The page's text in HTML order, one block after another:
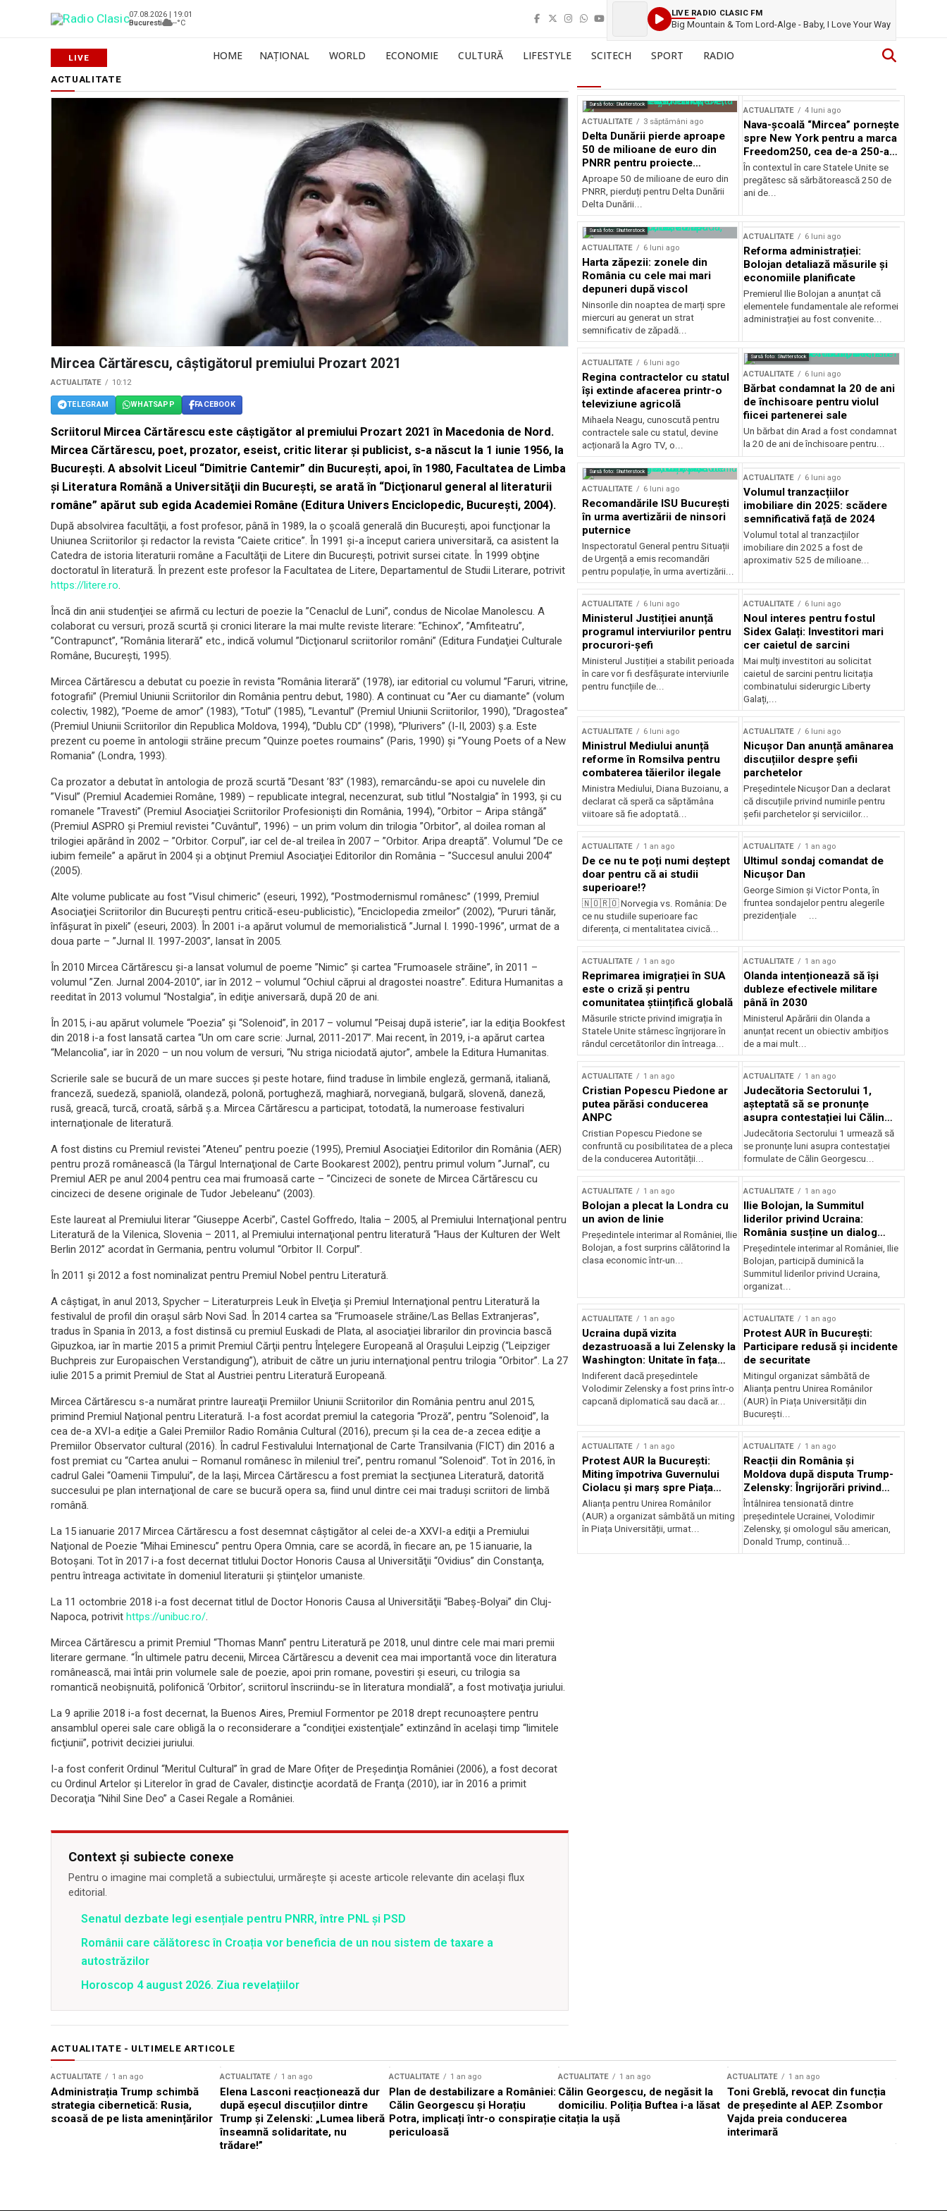
07.08.2026 | 19:01
Bucuresti
--°C
LIVE RADIO CLASIC FM
Big Mountain & Tom Lord-Alge - Baby, I Love Your Way
HOME NAȚIONAL WORLD ECONOMIE CULTURĂ LIFESTYLE SCITECH SPORT RADIO
ACTUALITATE
Mircea Cărtărescu, câştigătorul premiului Prozart 2021
ACTUALITATE 10:12
TELEGRAM WHATSAPP FACEBOOK
Scriitorul Mircea Cărtărescu este câştigător al premiului Prozart 2021 în Macedonia de Nord.
Mircea Cărtărescu, poet, prozator, eseist, critic literar şi publicist, s-a născut la 1 iunie 1956, la
Bucureşti. A absolvit Liceul “Dimitrie Cantemir” din Bucureşti, apoi, în 1980, Facultatea de Limba
şi Literatura Română a Universităţii din Bucureşti, se arată în “Dicţionarul general al literaturii
române” apărut sub egida Academiei Române (Editura Univers Enciclopedic, Bucureşti, 2004).
După absolvirea facultăţii, a fost profesor, până în 1989, la o şcoală generală din Bucureşti, apoi funcţionar la
Uniunea Scriitorilor şi redactor la revista “Caiete critice”. În 1991 şi-a început cariera universitară, ca asistent la
Catedra de istoria literaturii române a Facultăţii de Litere din Bucureşti, potrivit sursei citate. În 1999 obţine
doctoratul în literatură. În prezent este profesor la Facultatea de Litere, Departamentul de Studii Literare, potrivit
https://litere.ro.
Încă din anii studenţiei se afirmă cu lecturi de poezie la ”Cenaclul de Luni”, condus de Nicolae Manolescu. A
colaborat cu versuri, proză scurtă şi cronici literare la mai multe reviste literare: ”Echinox”, ”Amfiteatru”,
”Contrapunct”, ”România literară” etc., indică volumul ”Dicţionarul scriitorilor români” (Editura Fundaţiei Culturale
Române, Bucureşti, 1995).
Mircea Cărtărescu a debutat cu poezie în revista ”România literară” (1978), iar editorial cu volumul ”Faruri, vitrine,
fotografii” (Premiul Uniunii Scriitorilor din România pentru debut, 1980). A continuat cu ”Aer cu diamante” (volum
colectiv, 1982), ”Poeme de amor” (1983), ”Totul” (1985), ”Levantul” (Premiul Uniunii Scriitorilor, 1990), ”Dragostea”
(Premiul Uniunii Scriitorilor din Republica Moldova, 1994), ”Dublu CD” (1998), ”Plurivers” (I-II, 2003) ş.a. Este
prezent cu poeme în antologii străine precum ”Quinze poetes roumains” (Paris, 1990) şi ”Young Poets of a New
Romania” (Londra, 1993).
Ca prozator a debutat în antologia de proză scurtă ”Desant ’83” (1983), remarcându-se apoi cu nuvelele din
”Visul” (Premiul Academiei Române, 1989) – republicate integral, necenzurat, sub titlul ”Nostalgia” în 1993, şi cu
romanele ”Travesti” (Premiul Asociaţiei Scriitorilor Profesionişti din România, 1994), ”Orbitor – Aripa stângă”
(Premiul ASPRO şi Premiul revistei ”Cuvântul”, 1996) – un prim volum din trilogia ”Orbitor”, al doilea roman al
trilogiei apărând în 2002 – ”Orbitor. Corpul”, iar cel de-al treilea în 2007 – ”Orbitor. Aripa dreaptă”. Volumul ”De ce
iubim femeile” a apărut în 2004 şi a obţinut Premiul Asociaţiei Editorilor din România – ”Succesul anului 2004”
(2005).
Alte volume publicate au fost ”Visul chimeric” (eseuri, 1992), ”Postmodernismul românesc” (1999, Premiul
Asociaţiei Scriitorilor din Bucureşti pentru critică-eseu-publicistic), ”Enciclopedia zmeilor” (2002), “Pururi tânăr,
înfăşurat în pixeli” (eseuri, 2003). În 2001 i-a apărut volumul de memorialistică ”Jurnal I. 1990-1996”, urmat de a
doua parte – ”Jurnal II. 1997-2003”, lansat în 2005.
În 2010 Mircea Cărtărescu şi-a lansat volumul de poeme ”Nimic” şi cartea ”Frumoasele străine”, în 2011 –
volumul ”Zen. Jurnal 2004-2010”, iar în 2012 – volumul “Ochiul căprui al dragostei noastre”. Editura Humanitas a
reeditat în 2013 volumul “Nostalgia”, în ediţie aniversară, după 20 de ani.
În 2015, i-au apărut volumele “Poezia” şi “Solenoid”, în 2017 – volumul ”Peisaj după isterie”, iar la ediţia Bookfest
din 2018 i-a fost lansată cartea “Un om care scrie: Jurnal, 2011-2017”. Mai recent, în 2019, i-a apărut cartea
“Melancolia”, iar în 2020 – un nou volum de versuri, “Nu striga niciodată ajutor”, ambele la Editura Humanitas.
Scrierile sale se bucură de un mare succes şi peste hotare, fiind traduse în limbile engleză, germană, italiană,
franceză, suedeză, spaniolă, olandeză, polonă, portugheză, maghiară, norvegiană, bulgară, slovenă, daneză,
rusă, greacă, turcă, croată, sârbă ş.a. Mircea Cărtărescu a participat, totodată, la numeroase festivaluri
internaţionale de literatură.
A fost distins cu Premiul revistei ”Ateneu” pentru poezie (1995), Premiul Asociaţiei Editorilor din România (AER)
pentru proză românească (la Târgul Internaţional de Carte Bookarest 2002), pentru primul volum ”Jurnal”, cu
Premiul AER pe anul 2004 pentru cea mai frumoasă carte – ”Cincizeci de sonete de Mircea Cărtărescu cu
cincizeci de desene originale de Tudor Jebeleanu” (2003).
Este laureat al Premiului literar “Giuseppe Acerbi”, Castel Goffredo, Italia – 2005, al Premiului Internaţional pentru
Literatură de la Vilenica, Slovenia – 2011, al Premiului internaţional pentru literatură “Haus der Kulturen der Welt
Berlin 2012” acordat în Germania, pentru volumul “Orbitor II. Corpul”.
În 2011 şi 2012 a fost nominalizat pentru Premiul Nobel pentru Literatură.
A câştigat, în anul 2013, Spycher – Literaturpreis Leuk în Elveţia şi Premiul Internaţional pentru Literatură la
festivalul de profil din oraşul sârb Novi Sad. În 2014 cartea sa “Frumoasele străine/Las Bellas Extranjeras”,
tradus în Spania în 2013, a fost distinsă cu premiul Euskadi de Plata, al asociaţiei librarilor din provincia bască
Gipuzkoa, iar în martie 2015 a primit Premiul Cărţii pentru Înţelegere Europeană al Oraşului Leipzig (“Leipziger
Buchpreis zur Europaischen Verstandigung”), atribuit de către un juriu internaţional pentru trilogia “Orbitor”. La 27
iulie 2015 a primit Premiul de Stat al Austriei pentru Literatură Europeană.
Mircea Cărtărescu s-a numărat printre laureaţii Premiilor Uniunii Scriitorilor din România pentru anul 2015,
primind Premiul Naţional pentru Literatură. I-a fost acordat premiul la categoria “Proză”, pentru “Solenoid”, la
cea de-a XVI-a ediţie a Galei Premiilor Radio România Cultural (2016), precum şi la cea de-a zecea ediţie a
Premiilor Observator cultural (2016). În cadrul Festivalului Internaţional de Carte Transilvania (FICT) din 2016 a
fost premiat cu “Cartea anului – Romanul românesc în mileniul trei”, pentru romanul “Solenoid”. Tot în 2016, în
cadrul Galei “Oamenii Timpului”, de la Iaşi, Mircea Cărtărescu a fost premiat la secţiunea Literatură, datorită
succesului pe plan internaţional de care se bucură opera sa, fiind unul dintre cei mai traduşi scriitori de limbă
română.
La 15 ianuarie 2017 Mircea Cărtărescu a fost desemnat câştigător al celei de-a XXVI-a ediţii a Premiului
Naţional de Poezie “Mihai Eminescu” pentru Opera Omnia, care se acordă, în fiecare an, pe 15 ianuarie, la
Botoşani. Tot în 2017 i-a fost decernat titlului Doctor Honoris Causa al Universităţii “Ovidius” din Constanţa,
pentru întreaga activitate în domeniul literaturii şi ştiinţelor umaniste.
La 11 octombrie 2018 i-a fost decernat titlul de Doctor Honoris Causa al Universităţii “Babeş-Bolyai” din Cluj-
Napoca, potrivit https://unibuc.ro/.
Mircea Cărtărescu a primit Premiul “Thomas Mann” pentru Literatură pe 2018, unul dintre cele mai mari premii
literare germane. “În ultimele patru decenii, Mircea Cărtărescu a devenit cea mai importantă voce din literatura
românească, mai întâi prin volumele sale de poezie, apoi prin romane, povestiri şi eseuri, cu trilogia sa
romantică neobişnuită, polifonică ‘Orbitor’, scriitorul înscriindu-se în literatura mondială”, a fost motivaţia juriului.
La 9 aprilie 2018 i-a fost decernat, la Buenos Aires, Premiul Formentor pe 2018 drept recunoaştere pentru
ansamblul operei sale care obligă la o reconsiderare a “condiţiei existenţiale” extinzând în acelaşi timp “limitele
ficţiunii”, potrivit deciziei juriului.
I-a fost conferit Ordinul “Meritul Cultural” în grad de Mare Ofiţer de Preşedinţia României (2006), a fost decorat
cu Ordinul Artelor şi Literelor în grad de Cavaler, distincţie acordată de Franţa (2010), iar în 2016 a primit
Decoraţia “Nihil Sine Deo” a Casei Regale a României.
Context și subiecte conexe
Pentru o imagine mai completă a subiectului, urmărește și aceste articole relevante din același flux
editorial.
Senatul dezbate legi esențiale pentru PNRR, între PNL și PSD
Românii care călătoresc în Croația vor beneficia de un nou sistem de taxare a
autostrăzilor
Horoscop 4 august 2026. Ziua revelațiilor
Sursă foto: Shutterstock
ACTUALITATE 3 săptămâni ago
Delta Dunării pierde aproape
50 de milioane de euro din
PNRR pentru proiecte
esențiale
Aproape 50 de milioane de euro din
PNRR, pierduți pentru Delta Dunării
Delta Dunării...
ACTUALITATE 4 luni ago
Nava-școală “Mircea” pornește
spre New York pentru a marca
Freedom250, cea de-a 250-a
aniversare a Statelor Unite
În contextul în care Statele Unite se
pregătesc să sărbătorească 250 de
ani de...
Sursă foto: Shutterstock
ACTUALITATE 6 luni ago
Harta zăpezii: zonele din
România cu cele mai mari
depuneri după viscol
Ninsorile din noaptea de marți spre
miercuri au generat un strat
semnificativ de zăpadă...
ACTUALITATE 6 luni ago
Reforma administrației:
Bolojan detaliază măsurile și
economiile planificate
Premierul Ilie Bolojan a anunțat că
elementele fundamentale ale reformei
administrației au fost convenite...
ACTUALITATE 6 luni ago
Regina contractelor cu statul
își extinde afacerea printr-o
televiziune agricolă
Mihaela Neagu, cunoscută pentru
contractele sale cu statul, devine
acționară la Agro TV, o...
Sursă foto: Shutterstock
ACTUALITATE 6 luni ago
Bărbat condamnat la 20 de ani
de închisoare pentru violul
fiicei partenerei sale
Un bărbat din Arad a fost condamnat
la 20 de ani de închisoare pentru...
Sursă foto: Shutterstock
ACTUALITATE 6 luni ago
Recomandările ISU București
în urma avertizării de ninsori
puternice
Inspectoratul General pentru Situații
de Urgență a emis recomandări
pentru populație, în urma avertizării...
ACTUALITATE 6 luni ago
Volumul tranzacțiilor
imobiliare din 2025: scădere
semnificativă față de 2024
Volumul total al tranzacțiilor
imobiliare din 2025 a fost de
aproximativ 525 de milioane...
ACTUALITATE 6 luni ago
Ministerul Justiției anunță
programul interviurilor pentru
procurori-șefi
Ministerul Justiției a stabilit perioada
în care vor fi desfășurate interviurile
pentru funcțiile de...
ACTUALITATE 6 luni ago
Noul interes pentru fostul
Sidex Galați: Investitori mari
cer caietul de sarcini
Mai mulți investitori au solicitat
caietul de sarcini pentru licitația
combinatului siderurgic Liberty
Galați,...
ACTUALITATE 6 luni ago
Ministrul Mediului anunță
reforme în Romsilva pentru
combaterea tăierilor ilegale
Ministra Mediului, Diana Buzoianu, a
declarat că speră ca săptămâna
viitoare să fie adoptată...
ACTUALITATE 6 luni ago
Nicușor Dan anunță amânarea
discuțiilor despre șefii
parchetelor
Președintele Nicușor Dan a declarat
că discuțiile privind numirile pentru
șefii parchetelor și serviciilor...
ACTUALITATE 1 an ago
De ce nu te poți numi deștept
doar pentru că ai studii
superioare!?
🇳🇴🇷🇴 Norvegia vs. România: De
ce nu studiile superioare fac
diferența, ci mentalitatea civică...
ACTUALITATE 1 an ago
Ultimul sondaj comandat de
Nicușor Dan
George Simion și Victor Ponta, în
fruntea sondajelor pentru alegerile
prezidențiale ...
ACTUALITATE 1 an ago
Reprimarea imigrației în SUA
este o criză și pentru
comunitatea științifică globală
Măsurile stricte privind imigrația în
Statele Unite stârnesc îngrijorare în
rândul cercetătorilor din întreaga...
ACTUALITATE 1 an ago
Olanda intenționează să își
dubleze efectivele militare
până în 2030
Ministerul Apărării din Olanda a
anunțat recent un obiectiv ambițios
de a mai mult...
ACTUALITATE 1 an ago
Cristian Popescu Piedone ar
putea părăsi conducerea
ANPC
Cristian Popescu Piedone se
confruntă cu posibilitatea de a pleca
de la conducerea Autorității...
ACTUALITATE 1 an ago
Judecătoria Sectorului 1,
așteptată să se pronunțe
asupra contestației lui Călin
Georgescu privind controlul
judiciar
Judecătoria Sectorului 1 urmează să
se pronunțe luni asupra contestației
formulate de Călin Georgescu...
ACTUALITATE 1 an ago
Bolojan a plecat la Londra cu
un avion de linie
Președintele interimar al României, Ilie
Bolojan, a fost surprins călătorind la
clasa economic într-un...
ACTUALITATE 1 an ago
Ilie Bolojan, la Summitul
liderilor privind Ucraina:
România susține un dialog
transatlantic pentru securitate
și stabilitate
Președintele interimar al României, Ilie
Bolojan, participă duminică la
Summitul liderilor privind Ucraina,
organizat...
ACTUALITATE 1 an ago
Ucraina după vizita
dezastruoasă a lui Zelensky la
Washington: Unitate în fața
incertitudinii
Indiferent dacă președintele
Volodimir Zelensky a fost prins într-o
capcană diplomatică sau dacă ar...
ACTUALITATE 1 an ago
Protest AUR în București:
Participare redusă și incidente
de securitate
Mitingul organizat sâmbătă de
Alianța pentru Unirea Românilor
(AUR) în Piața Universității din
București...
ACTUALITATE 1 an ago
Protest AUR la București:
Miting împotriva Guvernului
Ciolacu și marș spre Piața
Victoriei
Alianța pentru Unirea Românilor
(AUR) a organizat sâmbătă un miting
în Piața Universității, urmat...
ACTUALITATE 1 an ago
Reacții din România și
Moldova după disputa Trump-
Zelensky: Îngrijorări privind
securitatea regională
Întâlnirea tensionată dintre
președintele Ucrainei, Volodimir
Zelensky, și omologul său american,
Donald Trump, continuă...
ACTUALITATE - ULTIMELE ARTICOLE
ACTUALITATE 1 an ago
Administrația Trump schimbă
strategia cibernetică: Rusia,
scoasă de pe lista amenințărilor
ACTUALITATE 1 an ago
Elena Lasconi reacționează dur
după eșecul discuțiilor dintre
Trump și Zelenski: „Lumea liberă
înseamnă solidaritate, nu
trădare!”
ACTUALITATE 1 an ago
Plan de destabilizare a României:
Călin Georgescu și Horațiu
Potra, implicați într-o conspirație
periculoasă
ACTUALITATE 1 an ago
Călin Georgescu, de negăsit la
domiciliu. Poliția Buftea i-a lăsat
citația la ușă
ACTUALITATE 1 an ago
Toni Greblă, revocat din funcția
de președinte al AEP. Zsombor
Vajda preia conducerea
interimară